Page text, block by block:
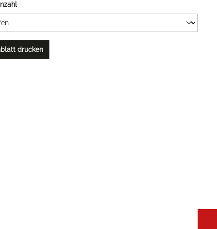
drucken